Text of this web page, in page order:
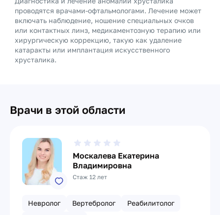
проводятся врачами-офтальмологами. Лечение может
включать наблюдение, ношение специальных очков
или контактных линз, медикаментозную терапию или
хирургическую коррекцию, такую как удаление
катаракты или имплантация искусственного
хрусталика.
Врачи в этой области
Москалева Екатерина
Владимировна
Стаж 12 лет
Невролог Вертебролог
Реабилитолог